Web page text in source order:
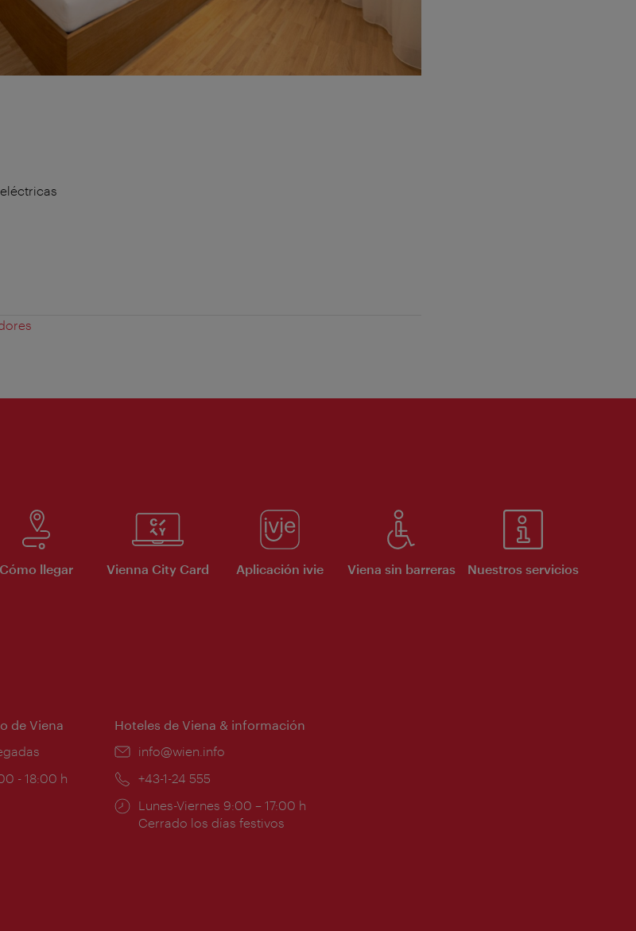
Cómo llegar Vienna City Card Aplicación ivie Viena sin barreras Nuestros servicios
de Viena
- 18:00 h
Hoteles de Viena & información
e-
info@wien.info
Teléfono:
+43-1-24 555
Horarios
de
Lunes-Viernes 9:00 – 17:00 h
Cerrado los días festivos